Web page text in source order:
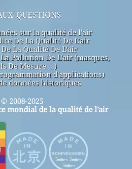
questions
sur la qualité de l'air
De La Qualité De L'air
La Qualité De L'air
Pollution De L'air (masques,
De Mesure ...)
d'applications)
données historiques
© 2008-2025
mondial de la qualité de l'air